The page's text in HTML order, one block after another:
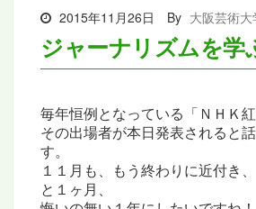
2015年11月26日 By 大阪芸術
ジャーナリズムを学
毎年恒例となっている「ＮＨＫ紅
その出場者が本日発表されると
す。
１１月も、もう終わりに近付き
と１ヶ月、